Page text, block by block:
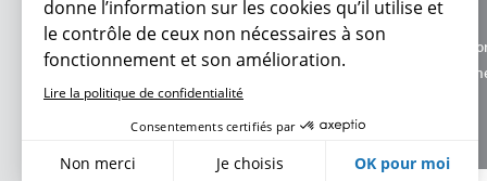
Charte
Données
donne l’information sur les cookies qu’il utilise et
le contrôle de ceux non nécessaires à son
fonctionnement et son amélioration.
Lire la politique de confidentialité
Consentements certifiés par
Non merci Je choisis OK pour moi